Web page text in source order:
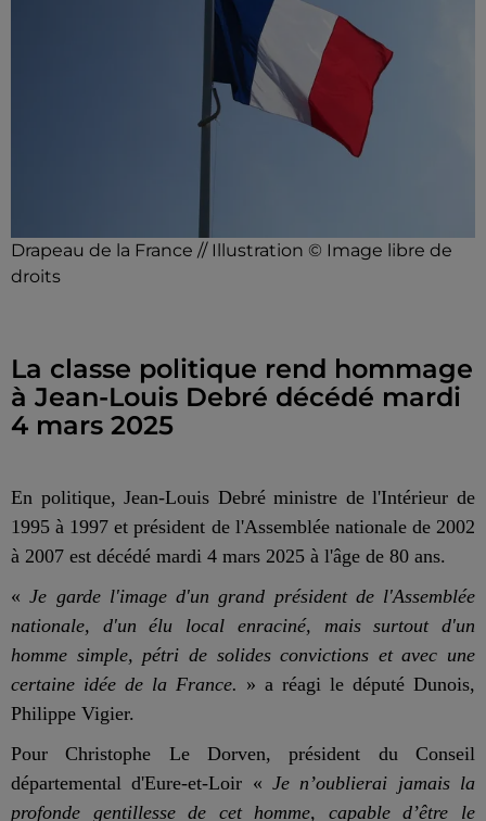
Drapeau de la France // Illustration © Image libre de
droits
La classe politique rend hommage
à Jean-Louis Debré décédé mardi
4 mars 2025
En politique, Jean-Louis Debré ministre de l'Intérieur de
1995 à 1997 et président de l'Assemblée nationale de 2002
à 2007 est décédé mardi 4 mars 2025 à l'âge de 80 ans.
«Je garde l'image d'un grand président de l'Assemblée
nationale, d'un élu local enraciné, mais surtout d'un
homme simple, pétri de solides convictions et avec une
certaine idée de la France. » a réagi le député Dunois,
Philippe Vigier.
Pour Christophe Le Dorven, président du Conseil
départemental d'Eure-et-Loir « Je n’oublierai jamais la
profonde gentillesse de cet homme, capable d’être le